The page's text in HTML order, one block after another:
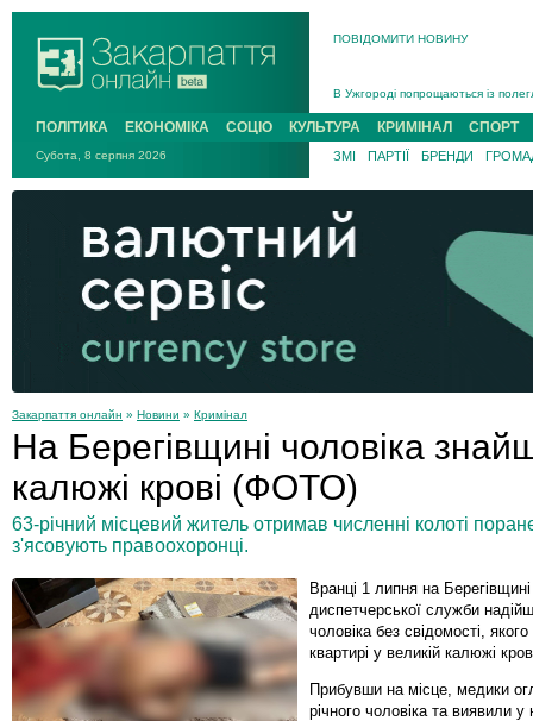
ПОВІДОМИТИ НОВИНУ
В Ужгороді попрощаються із
В Ужгороді 5 серпня
Підтвердили загибель
На війні з рф поліг військовий з
На Хустщині внаслідок ДТП за
Інструктора районного ТЦК на
ПОЛІТИКА ЕКОНОМІКА СОЦІО КУЛЬТУРА КРИМІНАЛ СПОРТ
Субота, 8 серпня 2026 ЗМІ ПАРТІЇ БРЕНДИ
Закарпаття онлайн » Новини » Кримінал
На Берегівщині чоловіка
калюжі крові (ФОТО)
63-річний місцевий житель отримав численні колоті
з'ясовують правоохоронці.
Вранці 1 липня на
диспетчерської служби
чоловіка без свідомості,
квартирі у великій калюжі
Прибувши на місце, медики
річного чоловіка та виявили у